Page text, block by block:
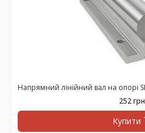
Напрямний лінійний вал на опорі
252 грн
Купити